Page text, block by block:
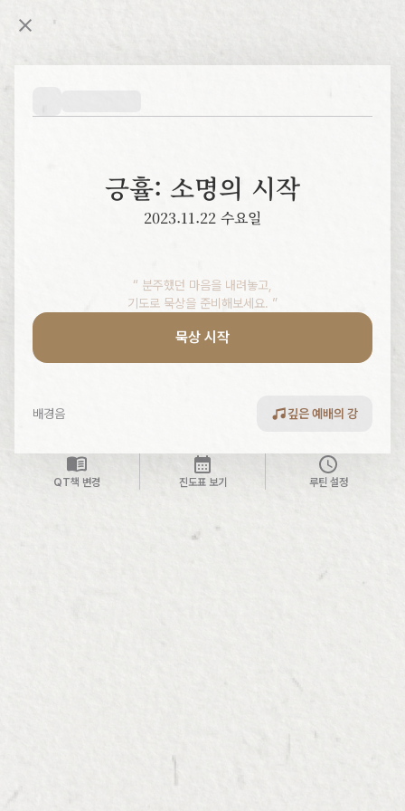
긍휼: 소명의 시작
2023.11.22 수요일
“ 분주했던 마음을 내려놓고,
기도로 묵상을 준비해보세요. ”
묵상 시작
배경음 깊은 예배의 강
QT책 변경 진도표 보기 루틴 설정